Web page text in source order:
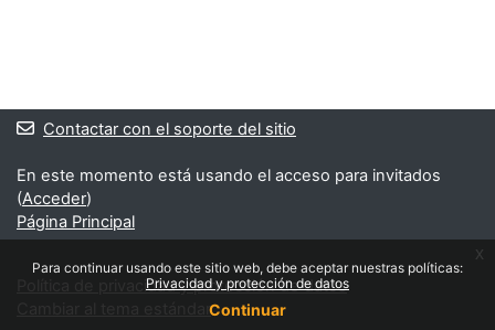
Contactar con el soporte del sitio
En este momento está usando el acceso para invitados
(Acceder)
Página Principal
Política de privacidad y protección de datos
Cambiar al tema estándar
Para continuar usando este sitio web, debe aceptar nuestras políticas:
Privacidad y protección de datos
Continuar
x